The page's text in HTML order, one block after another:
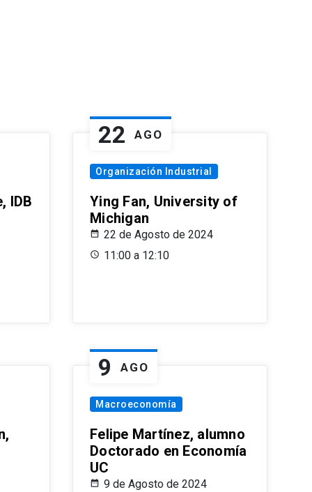
IDB
22 AGO
Organización Industrial
Ying Fan, University of
Michigan
22 de Agosto de 2024
11:00 a 12:10
9 AGO
Macroeconomía
Felipe Martínez, alumno
Doctorado en Economía
UC
9 de Agosto de 2024